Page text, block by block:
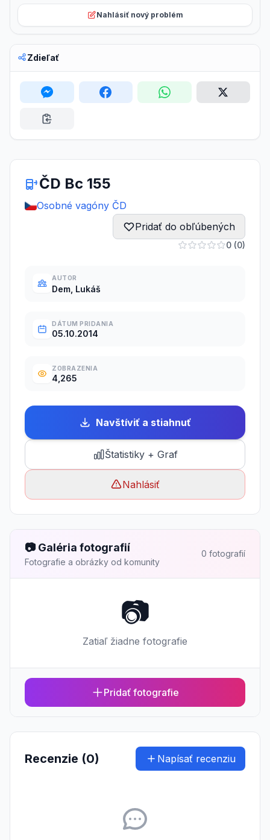
Nahlásiť nový problém
Zdieľať
ČD Bc 155
Osobné vagóny ČD
Pridať do obľúbených
0 (0)
AUTOR
Dem, Lukáš
DÁTUM PRIDANIA
05.10.2014
ZOBRAZENIA
4,265
Navštíviť a stiahnuť
Štatistiky + Graf
Nahlásiť
📷 Galéria fotografií
Fotografie a obrázky od komunity
0 fotografií
📷
Zatiaľ žiadne fotografie
Pridať fotografie
Recenzie (0) Napísať recenziu